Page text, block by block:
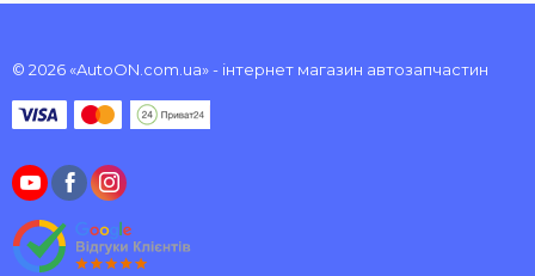
© 2026 «AutoON.com.ua» - інтернет магазин автозапчастин